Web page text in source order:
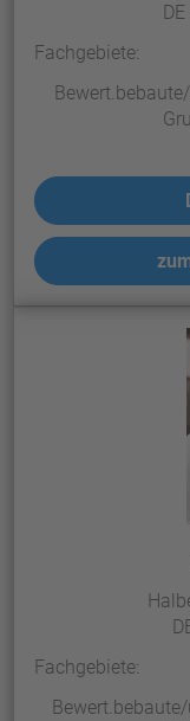
Fachgebiete:
Fachgebiete: